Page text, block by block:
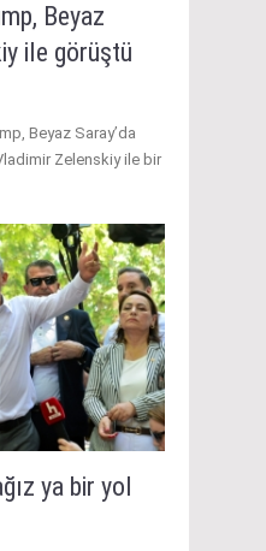
Beyaz
ile görüştü
Beyaz Saray’da
Zelenskiy ile bir
ya bir yol